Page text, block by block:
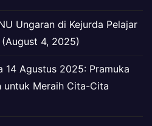
Ungaran di Kejurda Pelajar
4, 2025)
14 Agustus 2025: Pramuka
untuk Meraih Cita-Cita